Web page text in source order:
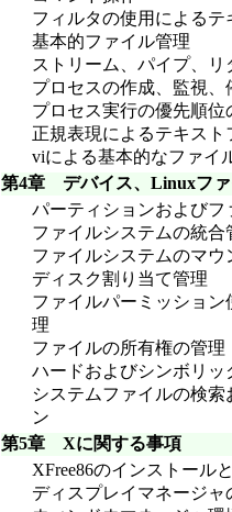
フィルタの使用による
基本的ファイル管理
ストリーム、パイプ、
プロセスの作成、監視、
プロセス実行の優先順位
正規表現によるテキスト
viによる基本的なファイ
第4章 デバイス、Linuxファ
パーティションおよび
ファイルシステムの統合
ファイルシステムのマ
ディスク割り当て管理
ファイルパーミッショ
理
ファイルの所有権の管理
ハードおよびシンボリ
システムファイルの検
ン
第5章 Xに関する事項
XFree86のインストール
ディスプレイマネージャ